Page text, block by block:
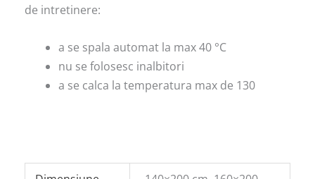
de intretinere:
a se spala automat la max 40 °C
nu se folosesc inalbitori
a se calca la temperatura max de 130